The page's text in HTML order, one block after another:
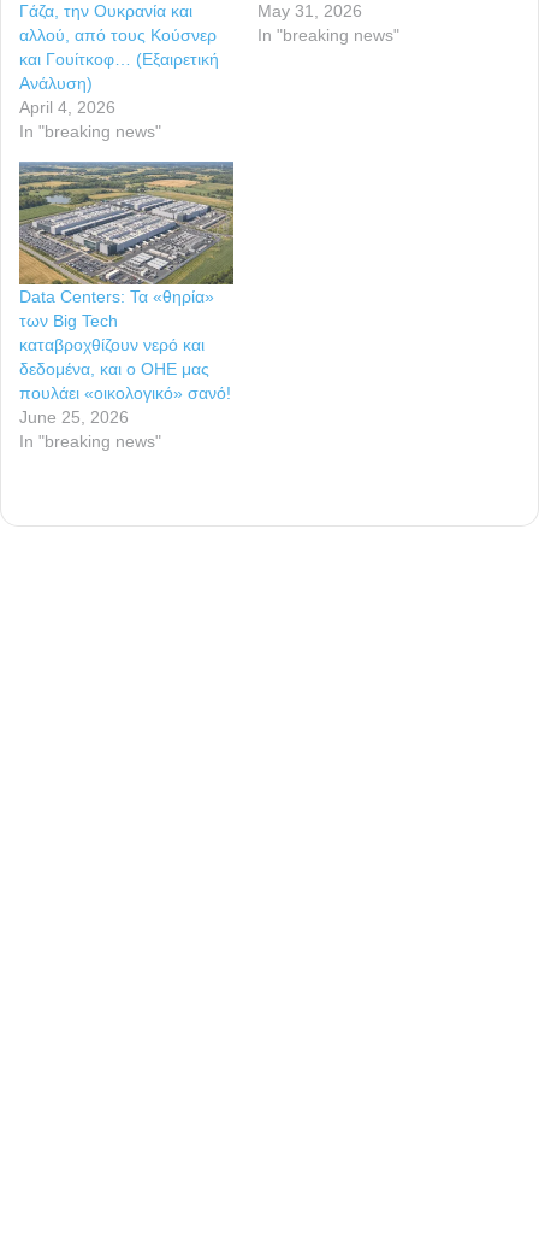
Γάζα, την Ουκρανία και
αλλού, από τους Κούσνερ
και Γουίτκοφ… (Εξαιρετική
Ανάλυση)
April 4, 2026
In "breaking news"
May 31, 2026
In "breaking news"
Data Centers: Τα «θηρία»
των Big Tech
καταβροχθίζουν νερό και
δεδομένα, και ο ΟΗΕ μας
πουλάει «οικολογικό» σανό!
June 25, 2026
In "breaking news"